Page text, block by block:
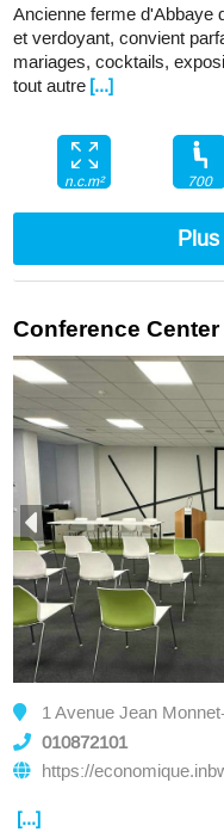
Ancienne ferme d'Abbaye
et verdoyant, convient
mariages, cocktails,
tout autre [...]
n.c.m² 700
Conference Center
1 Avenue Jean
010872101
https://
[...]